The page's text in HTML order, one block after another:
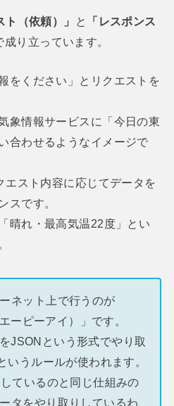
ト（依頼）」 と
「レスポンス
り立っています。
をください」とリクエストを
象情報サービスに「今日の東
合わせるようなイメージで
エスト内容に応じてデータを
スです。
晴れ・最高気温22度」とい
ネット上で行うのが
ーピーアイ）」です。
JSONという形式でやり取
いうルールが使われます。
ているのと同じ仕組みの
タをやり取りしているわ